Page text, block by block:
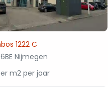
1222 C
Nijmegen
m2 per jaar